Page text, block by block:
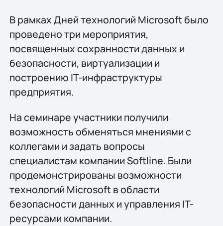
В рамках Дней технологий Microsoft было
проведено три мероприятия,
посвященных сохранности данных и
безопасности, виртуализации и
построению IT-инфраструктуры
предприятия.
На семинаре участники получили
возможность обменяться мнениями с
коллегами и задать вопросы
специалистам компании Softline. Были
продемонстрированы возможности
технологий Microsoft в области
безопасности данных и управления IT-
ресурсами компании.